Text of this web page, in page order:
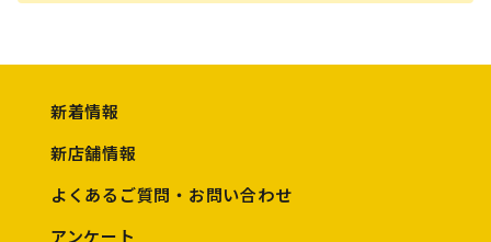
新着情報
新店舗情報
よくあるご質問・お問い合わせ
アンケート